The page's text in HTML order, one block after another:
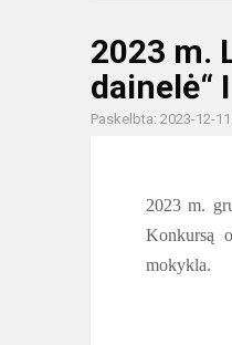
2023 m.
dainelė“
Paskelbta: 2023-12-11
2023 m.
Konkursą
mokykla.